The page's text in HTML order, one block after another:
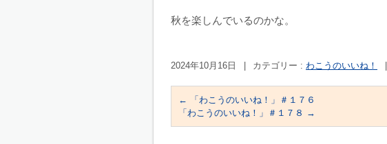
秋を楽しんでいるのかな。
2024年10月16日 カテゴリー : わこうのいいね！
←
「わこうのいいね！」＃１７６
「わこうのいいね！」＃１７８ →